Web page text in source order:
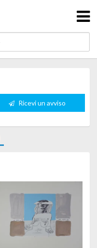
Ricevi un avviso